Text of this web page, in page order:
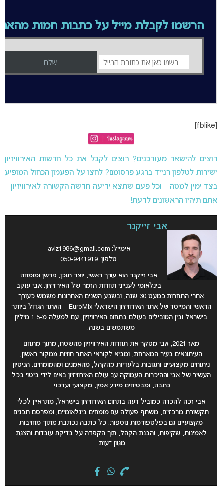
הרשמו לקבלת מייל על כתבות חמות
רוצים להישאר מעודכנים? רוצים לקבל את כל חדשות האירוויזיון
ישירות לטלפון הנייד ברגע פרסומם? לחצו על הפעמון הכחול המופיע
בצד ימין למטה – וכל פעם שתצא ידיעה חדשה הקשורה לאירוויזיון –
אתם תיהיו הראשונים לדעת!
אבי זייקנר
אימייל: aviz1986@gmail.com
טלפון: 050-9441919
אבי זייקנר הוא עורך ראשי, יוצר תוכן, פרשן ומומחה
בינלאומי לענייני תחרות הזמר של האירוויזיון. אבי עוקב
אחרי התחרות כמעט 30 שנה, ובשבע השנים האחרונות משמש כעורך
הראשי והמייסד של אתר האירוויזיון הישראלי EuroMix – האתר הגדול ביותר
בישראל ובין המובילים בעולם בתחום האירוויזיון, עם למעלה מ-1.5 מיליון
משתמשים בשנה.
מאז 2021, אבי מסקר את תחרות האירוויזיון מהשטח, מתוך מתחם
העיתונאים בעיר המארחת, ומביא לקוראי האתר חוויות ממקור ראשון,
ניתוחים מקצועיים ותגובות בלעדיות מהקהל, מהאמנים ומהמומחים. הניסיון
העשיר של אבי וההיכרות העמוקה עם עולם האירוויזיון באים לידי ביטוי בכל
כתבה, ומבטיחים מידע אמין, מקצועי ועדכני.
אבי זכה להכרה כמוביל דעה בתחום האירוויזיון בישראל, מתראיין לכלי
תקשורת מרכזיים, משתף פעולה עם מומחים בינלאומיים, ומפרסם תכנים
מקצועיים גם בפלטפורמות נוספות. כל כתבה נכתבת מתוך מחויבות
לאמינות, שקיפות, והבנת הקהל, תוך הקפדה על בדיקת עובדות והצגת
מגוון דעות.